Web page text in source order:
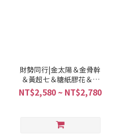
財勢同行|金太陽＆金骨幹
＆黃超七＆糖紙膠花＆黑
金超
NT$2,580 ~ NT$2,780